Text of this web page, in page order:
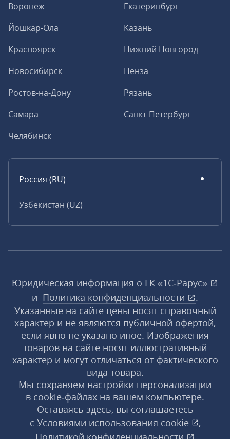
Воронеж
Екатеринбург
Йошкар-Ола
Казань
Красноярск
Нижний Новгород
Новосибирск
Пенза
Ростов-на-Дону
Рязань
Самара
Санкт-Петербург
Челябинск
Россия (RU)
Узбекистан (UZ)
Юридическая информация о ГК «1С‑Рарус»
и Политика конфиденциальности
.
Указанные на сайте цены носят справочный
характер и не являются публичной офертой,
если явно не указано иное. Изображения
товаров на сайте носят иллюстративный
характер и могут отличаться от фактического
вида товара.
Мы сохраняем настройки персонализации
в cookie‑файлах на вашем компьютере.
Оставаясь здесь, вы соглашаетесь
с Условиями использования cookie
,